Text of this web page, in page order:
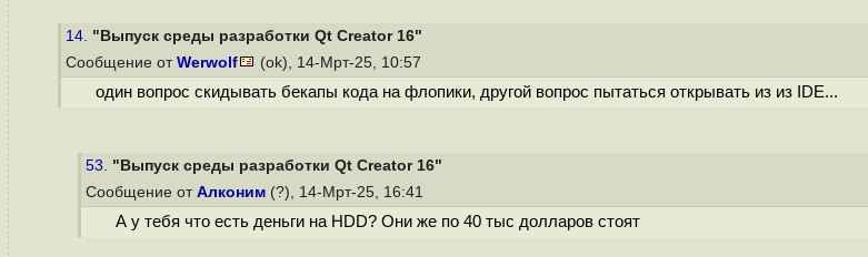
14. "Выпуск среды разработки Qt Creator 16"
Сообщение от Werwolf (ok), 14-Мрт-25, 10:57
один вопрос скидывать бекапы кода на флопики, другой вопрос пытаться открывать из из IDE...
53. "Выпуск среды разработки Qt Creator 16"
Сообщение от Алконим (?), 14-Мрт-25, 16:41
А у тебя что есть деньги на HDD? Они же по 40 тыс долларов стоят